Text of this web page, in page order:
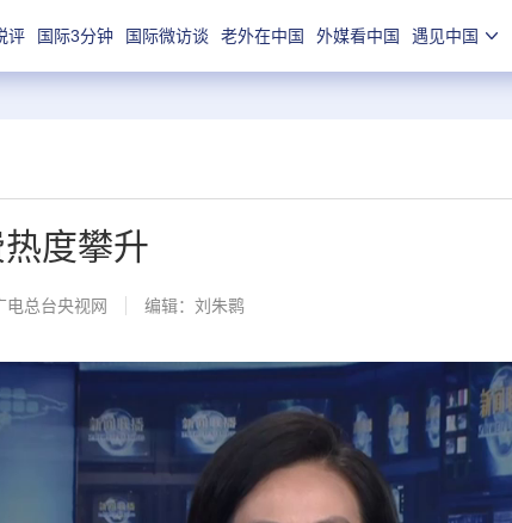
评 国际3分钟 国际微访谈 老外在中国 外媒看中国 遇见中国
度攀升
电总台央视网 编辑：刘朱鹮